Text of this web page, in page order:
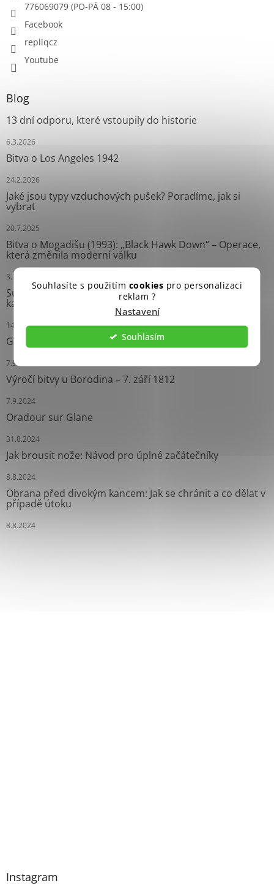
Souhlasíte s použitím cookies pro personalizaci
reklam ?
Nastavení
Souhlasím
776069079 (PO-PÁ 08 - 15:00)
Facebook
repliqcz
Youtube
Blog
13 dní odporu, které vstoupily do historie
6.3.2026
Bitva o Los Angeles 1942
24.2.2026
Jaké jsou typy vzduchových pušek? Poradíme, jak si
vybrat
20.7.2025
Bitva o Mogadišu (1993): „Black Hawk Down“ – Operace,
která změnila moderní válku
3.10.2024
Survival náramky: Neprávem opomíjení pomocníci
každého dobrodruha
14.9.2024
Grease Gun: Ikonický Samopal Druhé světové války
7.9.2024
Výročí bitvy u Borodina – 7. září 1812
7.9.2024
Oradour sur Glane
31.8.2024
Jak brousit nože: Návod pro úplné začátečníky
8.8.2024
Obrana před divokým kancem: Jak se chránit a co dělat v
případě útoku
8.8.2024
Instagram